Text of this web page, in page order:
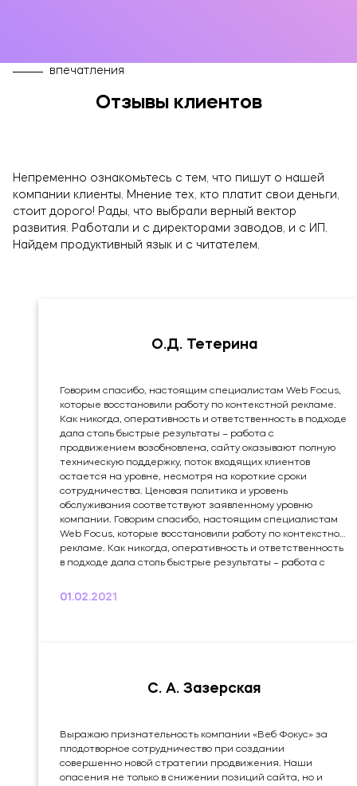
впечатления
Отзывы клиентов
Непременно ознакомьтесь с тем, что пишут о нашей
компании клиенты. Мнение тех, кто платит свои деньги,
стоит дорого! Рады, что выбрали верный вектор
развития. Работали и с директорами заводов, и с ИП.
Найдем продуктивный язык и с читателем.
О.Д. Тетерина
Говорим спасибо, настоящим специалистам Web Focus,
которые восстановили работу по контекстной рекламе.
Как никогда, оперативность и ответственность в подходе
дала столь быстрые результаты – работа с
продвижением возобновлена, сайту оказывают полную
техническую поддержку, поток входящих клиентов
остается на уровне, несмотря на короткие сроки
сотрудничества. Ценовая политика и уровень
обслуживания соответствуют заявленному уровню
компании. Говорим спасибо, настоящим специалистам
Web Focus, которые восстановили работу по контекстной
рекламе. Как никогда, оперативность и ответственность
в подходе дала столь быстрые результаты – работа с
техническую поддержку, поток входящих клиентов
01.02.2021
С. А. Зазерская
Выражаю признательность компании «Веб Фокус» за
плодотворное сотрудничество при создании
совершенно новой стратегии продвижения. Наши
опасения не только в снижении позиций сайта, но и
ОТПРАВИТЬ